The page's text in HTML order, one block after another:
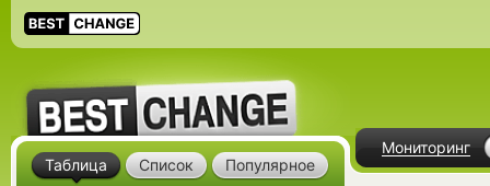
Мониторинг
Таблица Список Популярное